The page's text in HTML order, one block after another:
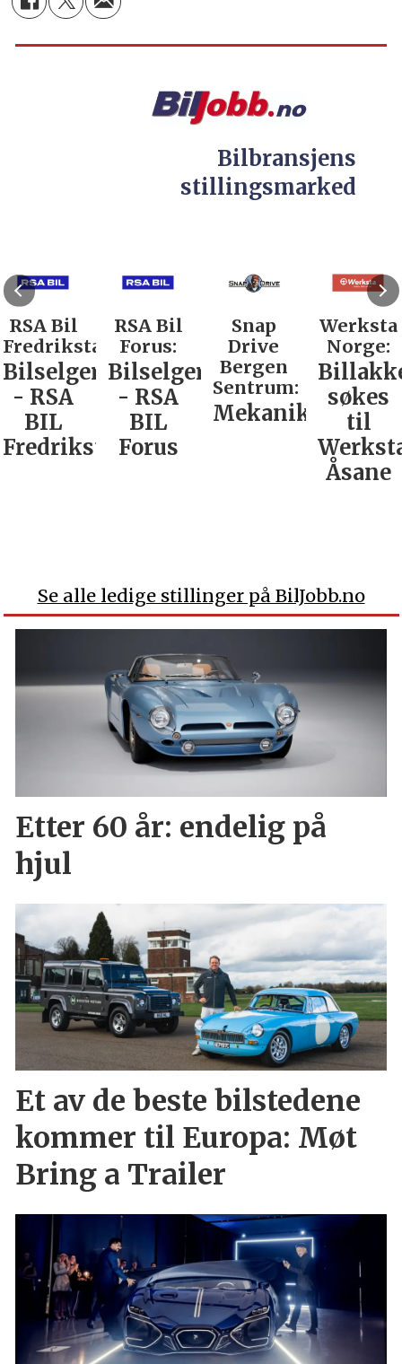
Bilbransjens
stillingsmarked
RSA Bil
Fredrikstad:
Bilselger
- RSA
BIL
Fredrikstad
RSA Bil
Forus:
Bilselger
- RSA
BIL
Forus
Snap
Drive
Bergen
Sentrum:
Mekaniker
Werksta
Norge:
søkes
til
Åsane
Se alle ledige stillinger på BilJobb.no
Etter 60 år: endelig på
hjul
Et av de beste bilstedene
kommer til Europa: Møt
Bring a Trailer